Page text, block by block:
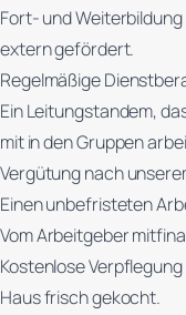
Fort- und
extern gefördert.
Regelmäßige
Ein Leitungstandem,
mit in den Gruppen
Vergütung nach
Einen unbefristeten
Vom Arbeitgeber
Kostenlose
Haus frisch gekocht.